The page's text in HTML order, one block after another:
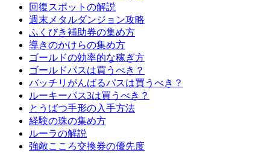
回復スポットの解説
週末メタルダンジョン攻略
ふくびき補助券の集め方
導きのかけらの集め方
ゴールドの効率的な稼ぎ方
ゴールドパスは買うべき？
バッチリがんばるパスは買うべき？
ルーキーパス3は買うべき？
とうばつ手形の入手方法
経験の珠の集め方
ルーラの解説
強敵こころ交換券の優先度